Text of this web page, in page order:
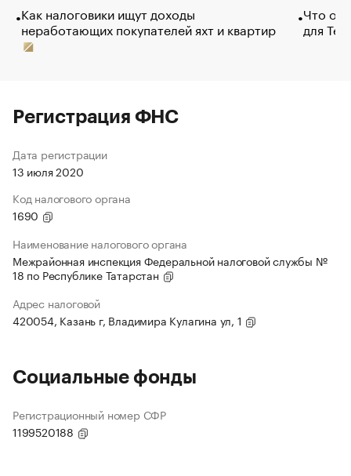
Как налоговики ищут доходы
неработающих покупателей яхт и квартир
Что
для
Регистрация ФНС
Дата регистрации
13 июля 2020
Код налогового органа
1690
Наименование налогового органа
Межрайонная инспекция Федеральной налоговой службы №
18 по Республике Татарстан
Адрес налоговой
420054, Казань г, Владимира Кулагина ул, 1
Социальные фонды
Регистрационный номер СФР
1199520188